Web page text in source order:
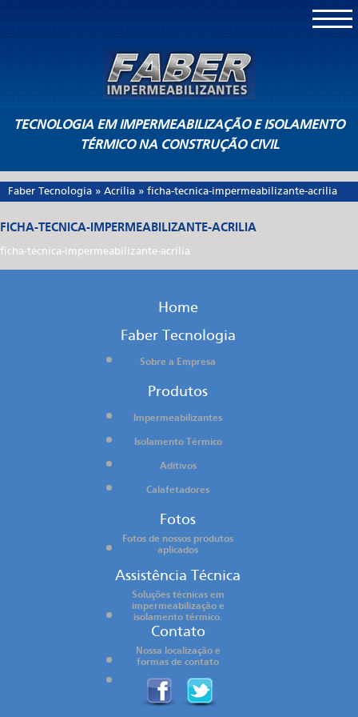
TECNOLOGIA EM IMPERMEABILIZAÇÃO E ISOLAMENTO
TÉRMICO NA CONSTRUÇÃO CIVIL
Faber Tecnologia » Acrília » ficha-tecnica-impermeabilizante-acrilia
FICHA-TECNICA-IMPERMEABILIZANTE-ACRILIA
ficha-tecnica-impermeabilizante-acrilia
Home
Faber Tecnologia
Sobre a Empresa
Produtos
Impermeabilizantes
Isolamento Térmico
Aditivos
Calafetadores
Fotos
Fotos de nossos produtos
aplicados
Assistência Técnica
Soluções técnicas em
impermeabilização e
isolamento térmico.
Contato
Nossa localização e
formas de contato